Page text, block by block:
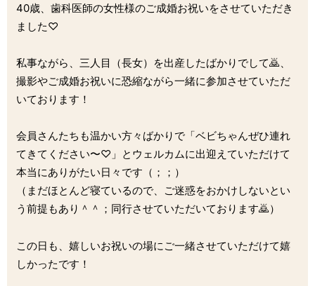
40歳、歯科医師の女性様のご成婚お祝いをさせていただき
ました♡
私事ながら、三人目（長女）を出産したばかりでして🙇、
撮影やご成婚お祝いに恐縮ながら一緒に参加させていただ
いております！
会員さんたちも温かい方々ばかりで「ベビちゃんぜひ連れ
てきてください〜♡」とウェルカムに出迎えていただけて
本当にありがたい日々です（；；）
（まだほとんど寝ているので、ご迷惑をおかけしないとい
う前提もあり＾＾；同行させていただいております🙇）
この日も、嬉しいお祝いの場にご一緒させていただけて嬉
しかったです！